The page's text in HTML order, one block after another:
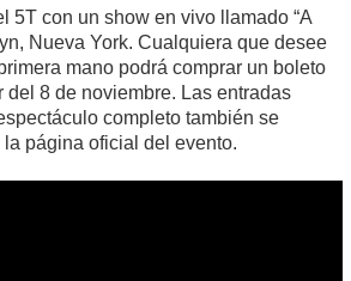
5T con un show en vivo llamado “A
Nueva York. Cualquiera que desee
mano podrá comprar un boleto
del 8 de noviembre. Las entradas
completo también se
página oficial del evento.